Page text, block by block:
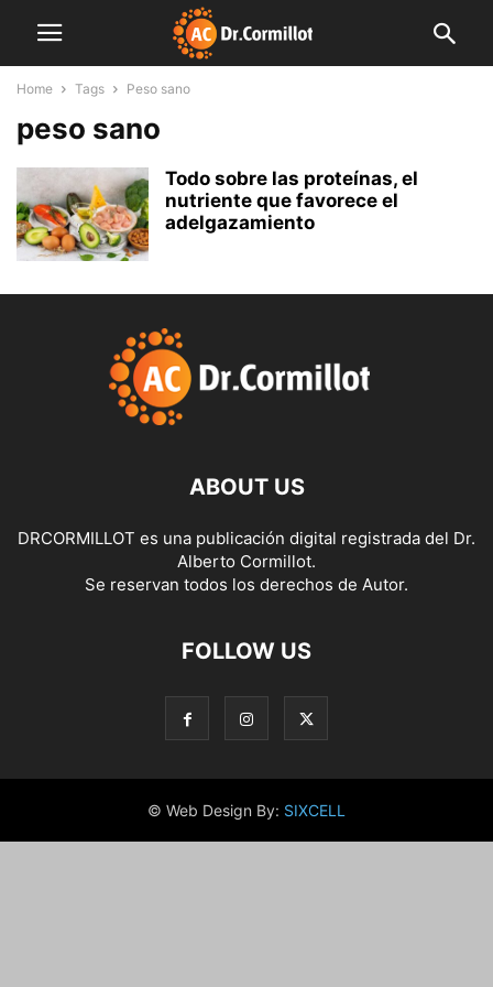
Home Tags Peso sano
peso sano
Todo sobre las proteínas, el
nutriente que favorece el
adelgazamiento
ABOUT US
DRCORMILLOT es una publicación digital registrada del Dr.
Alberto Cormillot.
Se reservan todos los derechos de Autor.
FOLLOW US
© Web Design By: SIXCELL